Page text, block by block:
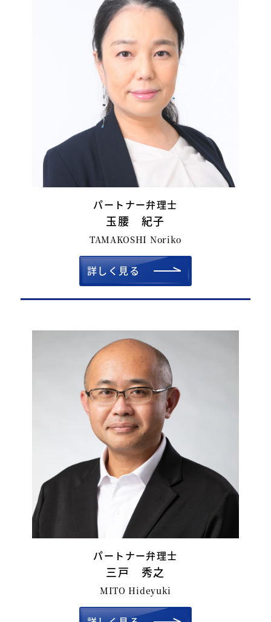
パートナー弁理士
玉腰 紀子
TAMAKOSHI Noriko
詳しく見る
パートナー弁理士
三戸 秀之
MITO Hideyuki